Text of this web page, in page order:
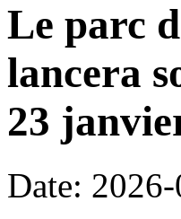
Le parc
lancera
23
Date: